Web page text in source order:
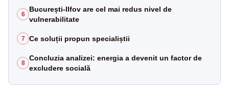
6
București-Ilfov are cel mai redus nivel de
vulnerabilitate
7 Ce soluții propun specialiștii
8
Concluzia analizei: energia a devenit un factor de
excludere socială